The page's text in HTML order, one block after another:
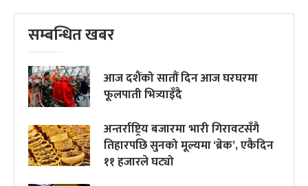
सम्बन्धित खबर
आज दशैंको सातौं दिन आज घरघरमा
फूलपाती भित्र्याइँदै
अन्तर्राष्ट्रिय बजारमा भारी गिरावटसँगै
तिहारपछि सुनको मूल्यमा ‘ब्रेक’, एकैदिन
११ हजारले घट्यो